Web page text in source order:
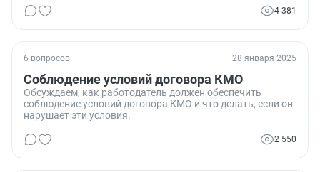
4 381
6 вопросов 28 января 2025
Соблюдение условий договора КМО
Обсуждаем, как работодатель должен обеспечить
соблюдение условий договора КМО и что делать, если он
нарушает эти условия.
2 550